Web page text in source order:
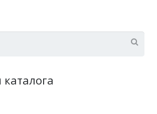
каталога